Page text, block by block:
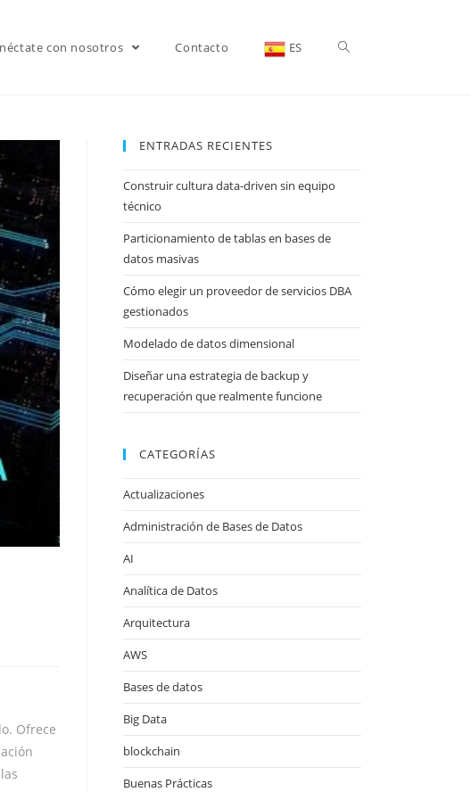
con nosotros Contacto ES
Ofrece
ENTRADAS RECIENTES
Construir cultura data-driven sin equipo
técnico
Particionamiento de tablas en bases de
datos masivas
Cómo elegir un proveedor de servicios DBA
gestionados
Modelado de datos dimensional
Diseñar una estrategia de backup y
recuperación que realmente funcione
CATEGORÍAS
Actualizaciones
Administración de Bases de Datos
AI
Analítica de Datos
Arquitectura
AWS
Bases de datos
Big Data
blockchain
Buenas Prácticas